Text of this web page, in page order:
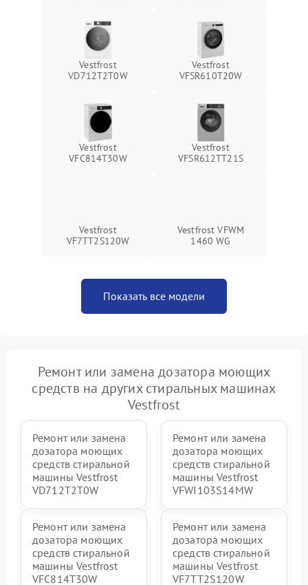
Vestfrost
VD712T2T0W
Vestfrost
VFSR610T20W
Vestfrost
VFC814T30W
Vestfrost
VFSR612TT21S
Vestfrost
VF7TT2S120W
Vestfrost VFWM
1460 WG
Показать все модели
Ремонт или замена дозатора моющих
средств на других стиральных машинах
Vestfrost
Ремонт или замена
дозатора моющих
средств стиральной
машины Vestfrost
VD712T2T0W
Ремонт или замена
дозатора моющих
средств стиральной
машины Vestfrost
VFWI103S14MW
Ремонт или замена
дозатора моющих
средств стиральной
машины Vestfrost
VFC814T30W
Ремонт или замена
дозатора моющих
средств стиральной
машины Vestfrost
VF7TT2S120W